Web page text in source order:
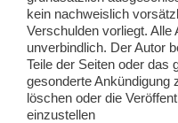
kein nachweislich
Verschulden vorliegt. Alle
unverbindlich. Der Autor
Teile der Seiten oder das
gesonderte Ankündigung
löschen oder die
einzustellen